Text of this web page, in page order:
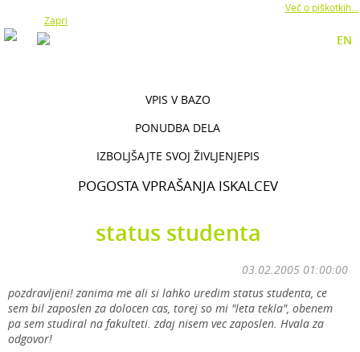
Več o piškotkih...
Zapri
EN
VPIS V BAZO
PONUDBA DELA
IZBOLJŠAJTE SVOJ ŽIVLJENJEPIS
POGOSTA VPRAŠANJA ISKALCEV
status studenta
03.02.2005 01:00:00
pozdravljeni! zanima me ali si lahko uredim status studenta, ce
sem bil zaposlen za dolocen cas, torej so mi "leta tekla", obenem
pa sem studiral na fakulteti. zdaj nisem vec zaposlen. Hvala za
odgovor!